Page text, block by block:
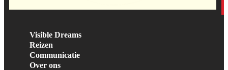
Visible Dreams
Reizen
Communicatie
Over ons